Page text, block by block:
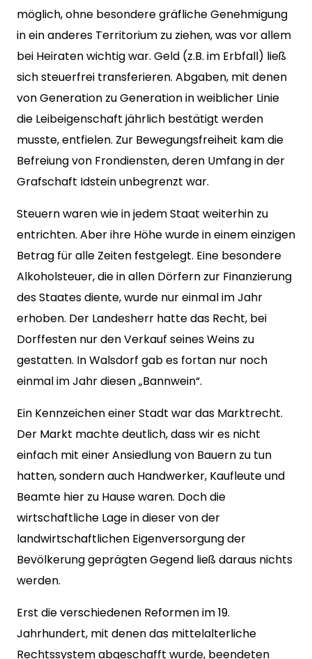
möglich, ohne besondere gräfliche Genehmigung
in ein anderes Territorium zu ziehen, was vor allem
bei Heiraten wichtig war. Geld (z.B. im Erbfall) ließ
sich steuerfrei transferieren. Abgaben, mit denen
von Generation zu Generation in weiblicher Linie
die Leibeigenschaft jährlich bestätigt werden
musste, entfielen. Zur Bewegungsfreiheit kam die
Befreiung von Frondiensten, deren Umfang in der
Grafschaft Idstein unbegrenzt war.
Steuern waren wie in jedem Staat weiterhin zu
entrichten. Aber ihre Höhe wurde in einem einzigen
Betrag für alle Zeiten festgelegt. Eine besondere
Alkoholsteuer, die in allen Dörfern zur Finanzierung
des Staates diente, wurde nur einmal im Jahr
erhoben. Der Landesherr hatte das Recht, bei
Dorffesten nur den Verkauf seines Weins zu
gestatten. In Walsdorf gab es fortan nur noch
einmal im Jahr diesen „Bannwein“.
Ein Kennzeichen einer Stadt war das Marktrecht.
Der Markt machte deutlich, dass wir es nicht
einfach mit einer Ansiedlung von Bauern zu tun
hatten, sondern auch Handwerker, Kaufleute und
Beamte hier zu Hause waren. Doch die
wirtschaftliche Lage in dieser von der
landwirtschaftlichen Eigenversorgung der
Bevölkerung geprägten Gegend ließ daraus nichts
werden.
Erst die verschiedenen Reformen im 19.
Jahrhundert, mit denen das mittelalterliche
Rechtssystem abgeschafft wurde, beendeten